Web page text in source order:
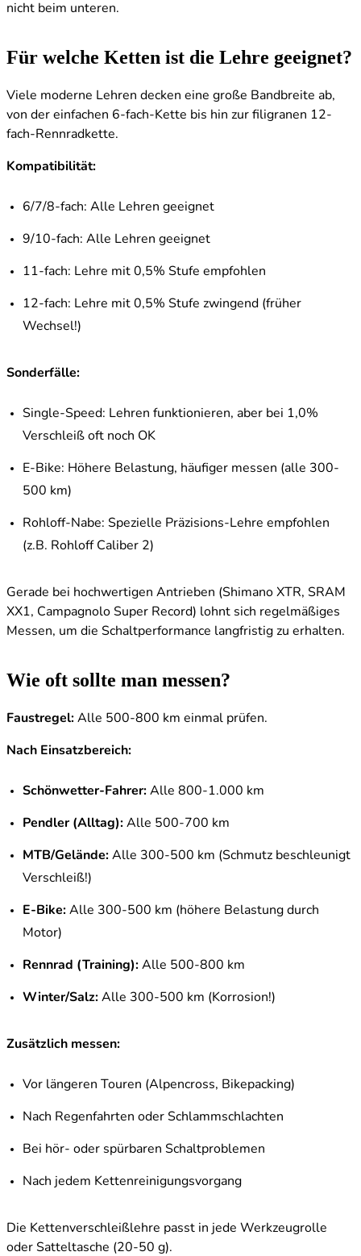
nicht beim unteren.
Für welche Ketten ist die Lehre geeignet?
Viele moderne Lehren decken eine große Bandbreite ab,
von der einfachen 6-fach-Kette bis hin zur filigranen 12-
fach-Rennradkette.
Kompatibilität:
6/7/8-fach: Alle Lehren geeignet
9/10-fach: Alle Lehren geeignet
11-fach: Lehre mit 0,5% Stufe empfohlen
12-fach: Lehre mit 0,5% Stufe zwingend (früher
Wechsel!)
Sonderfälle:
Single-Speed: Lehren funktionieren, aber bei 1,0%
Verschleiß oft noch OK
E-Bike: Höhere Belastung, häufiger messen (alle 300-
500 km)
Rohloff-Nabe: Spezielle Präzisions-Lehre empfohlen
(z.B. Rohloff Caliber 2)
Gerade bei hochwertigen Antrieben (Shimano XTR, SRAM
XX1, Campagnolo Super Record) lohnt sich regelmäßiges
Messen, um die Schaltperformance langfristig zu erhalten.
Wie oft sollte man messen?
Faustregel: Alle 500-800 km einmal prüfen.
Nach Einsatzbereich:
Schönwetter-Fahrer: Alle 800-1.000 km
Pendler (Alltag): Alle 500-700 km
MTB/Gelände: Alle 300-500 km (Schmutz beschleunigt
Verschleiß!)
E-Bike: Alle 300-500 km (höhere Belastung durch
Motor)
Rennrad (Training): Alle 500-800 km
Winter/Salz: Alle 300-500 km (Korrosion!)
Zusätzlich messen:
Vor längeren Touren (Alpencross, Bikepacking)
Nach Regenfahrten oder Schlammschlachten
Bei hör- oder spürbaren Schaltproblemen
Nach jedem Kettenreinigungsvorgang
Die Kettenverschleißlehre passt in jede Werkzeugrolle
oder Satteltasche (20-50 g).